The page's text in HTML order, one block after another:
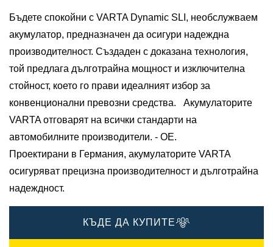
Бъдете спокойни с VARTA Dynamic SLI, необслужваем
акумулатор, предназначен да осигури надеждна
производителност. Създаден с доказана технология,
той предлага дълготрайна мощност и изключителна
стойност, което го прави идеалният избор за
конвенционални превозни средства. ​ Акумулаторите
VARTA отговарят на всички стандарти на
автомобилните производители. - ОЕ.
Проектирани в Германия, акумулаторите VARTA
осигуряват прецизна производителност и дълготрайна
надеждност.​
КЪДЕ ДА КУПИТЕ